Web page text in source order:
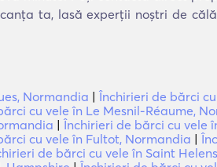
ta, lasă experții noștri de
Normandia | Închirieri de bărci
cu vele în Le Mesnil-Réaume,
| Închirieri de bărci cu vele
cu vele în Fultot, Normandia |
de bărci cu vele în Saint